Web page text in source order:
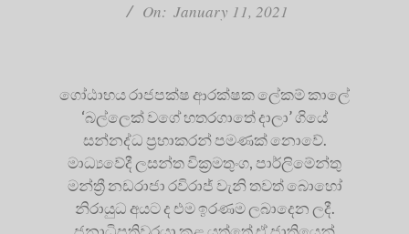
On: January 11, 2021
ගෝඨාභය රාජපක්ෂ ආරක්ෂක ලේකම් කාලේ
‘බල්ලෙක් වගේ හතරගාතේ දාලා’ ගියේ
සන්නද්ධ ප්‍රභාකරන් පමණක් නොවේ.
මාධ්‍යවේදී ලසන්ත වික්‍රමතුංග, පාර්ලිමේන්තු
මන්ත්‍රී නඩරාජා රවිරාජ් වැනි තවත් බොහෝ
නිරායුධ අයට ද එම ඉරණම ලබාදෙන ලදී.